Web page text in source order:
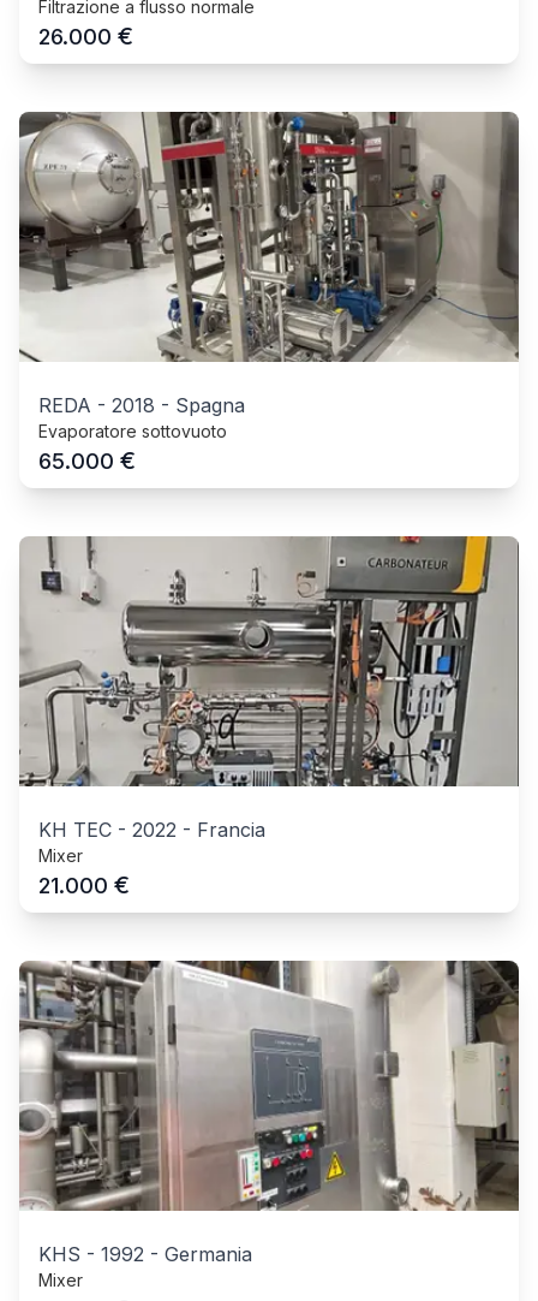
Filtrazione a flusso normale
26.000 €
REDA - 2018 - Spagna
Evaporatore sottovuoto
65.000 €
KH TEC - 2022 - Francia
Mixer
21.000 €
KHS - 1992 - Germania
Mixer